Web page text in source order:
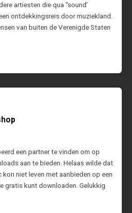
artiesten die qua “sound’
ontdekkingsreis door muziekland.
van buiten de Verenigde Staten
een partner te vinden om op
aan te bieden. Helaas wilde dat
niet leven met aanbieden op een
gratis kunt downloaden. Gelukkig